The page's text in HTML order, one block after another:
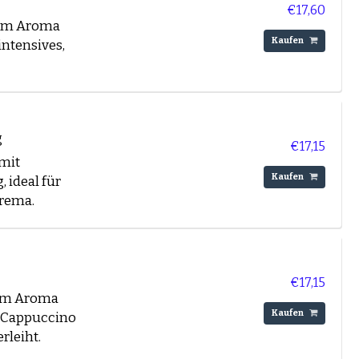
Angebote
in jeder Tasse.
Arabica: hier
Aroma
€17,60
Kaufen
ideal für
€17,15
Kaufen
Aroma
€17,15
Kaufen